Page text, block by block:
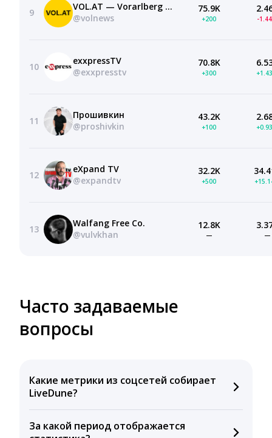
9
VOL.AT — Vorarlberg Online
@volnews
75.9K
+200 -
10
exxpressTV
@exxpresstv
70.8K
+300
11
Прошивкин
@proshivkin
43.2K
+100
12
eXpand TV
@expandtv
32.2K
+500
13
Walfang Free Co.
@vulvkhan
12.8K
— —
Часто задаваемые
вопросы
Какие метрики из соцсетей собирает
LiveDune?
комментариев, кликов, репостов, охватов и
За какой период отображается